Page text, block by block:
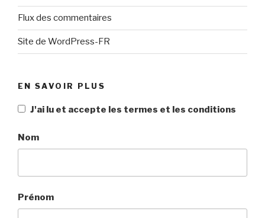
Flux des commentaires
Site de WordPress-FR
EN SAVOIR PLUS
J'ai lu et accepte les termes et les conditions
Nom
Prénom